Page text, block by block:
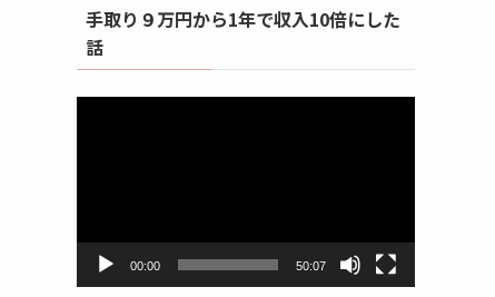
手取り９万円から1年で収入10倍にした
話
00:00 50:07